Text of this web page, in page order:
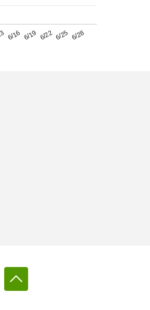
6/16 6/19 6/22 6/25 6/28